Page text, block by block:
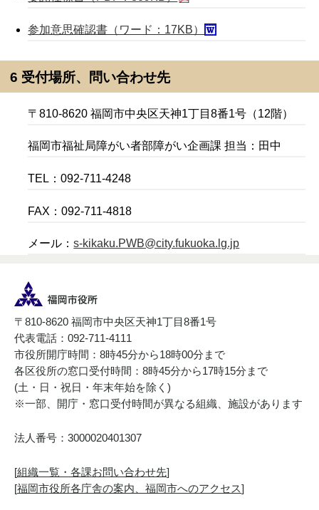
参加意思確認書（ワード：17KB）
6 受付場所、問い合わせ先
〒810-8620 福岡市中央区天神1丁目8番1号（12階）
福岡市福祉局障がい者部障がい企画課 担当：田中
TEL：092-711-4248
FAX：092-711-4818
メール：s-kikaku.PWB@city.fukuoka.lg.jp
〒810-8620 福岡市中央区天神1丁目8番1号
代表電話：092-711-4111
市役所開庁時間：8時45分から18時00分まで
各区役所の窓口受付時間：8時45分から17時15分まで
(土・日・祝日・年末年始を除く)
※一部、開庁・窓口受付時間が異なる組織、施設があります
法人番号：3000020401307
[組織一覧・各課お問い合わせ先]
[福岡市役所各庁舎の案内、福岡市へのアクセス]